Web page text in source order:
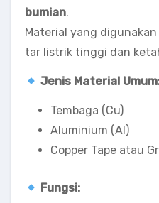
bumian.
Material yang
tar listrik tinggi dan
Jenis Material
Tembaga (Cu)
Aluminium (Al)
Copper Tape atau
Fungsi: